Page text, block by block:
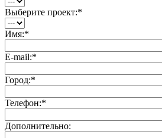
Выберите проект:*
Имя:*
E-mail:*
Город:*
Телефон:*
Дополнительно: